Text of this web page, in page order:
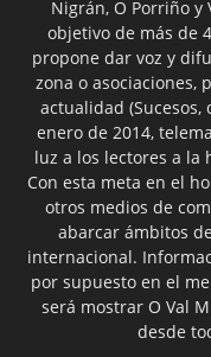
Nigrán, O Porriño
objetivo de más de
propone dar voz y
zona o asociaciones,
actualidad (Sucesos,
enero de 2014,
luz a los lectores a
Con esta meta en el
otros medios de
abarcar ámbitos
internacional.
por supuesto en el
será mostrar O Val
desde